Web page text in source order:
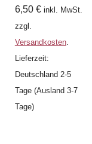
6,50 € inkl. MwSt.
zzgl.
Versandkosten.
Lieferzeit:
Deutschland 2-5
Tage (Ausland 3-7
Tage)